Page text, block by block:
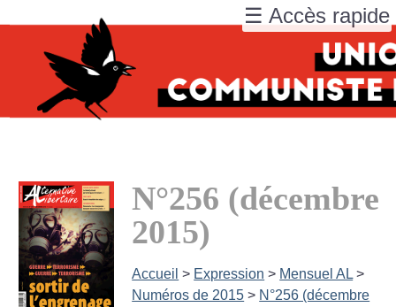
N°256 (décembre
2015)
Accueil > Expression > Mensuel AL >
Numéros de 2015 > N°256 (décembre
☰ Accès rapide